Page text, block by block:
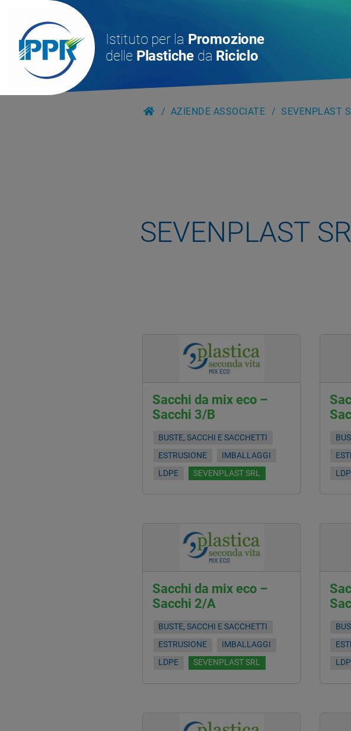
Istituto per la Promozione
delle Plastiche da Riciclo
AZIENDE ASSOCIATE SEVENPLAST
SEVENPLAST
Sacchi da mix eco –
Sacchi 3/B
BUSTE, SACCHI E SACCHETTI
ESTRUSIONE
IMBALLAGGI
LDPE
SEVENPLAST SRL
Sacchi da mix eco –
Sacchi 2/A
BUSTE, SACCHI E SACCHETTI
ESTRUSIONE
IMBALLAGGI
LDPE
SEVENPLAST SRL